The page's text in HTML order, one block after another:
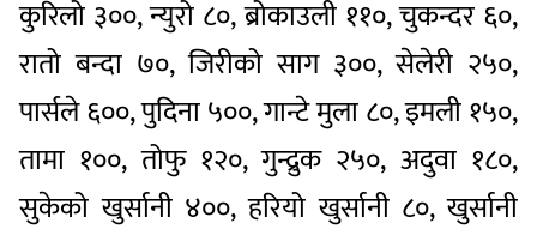
कुरिलो ३००, न्युरो ८०, ब्रोकाउली ११०, चुकन्दर ६०,
रातो बन्दा ७०, जिरीको साग ३००, सेलेरी २५०,
पार्सले ६००, पुदिना ५००, गान्टे मुला ८०, इमली १५०,
तामा १००, तोफु १२०, गुन्द्रुक २५०, अदुवा १८०,
सुकेको खुर्सानी ४००, हरियो खुर्सानी ८०, खुर्सानी